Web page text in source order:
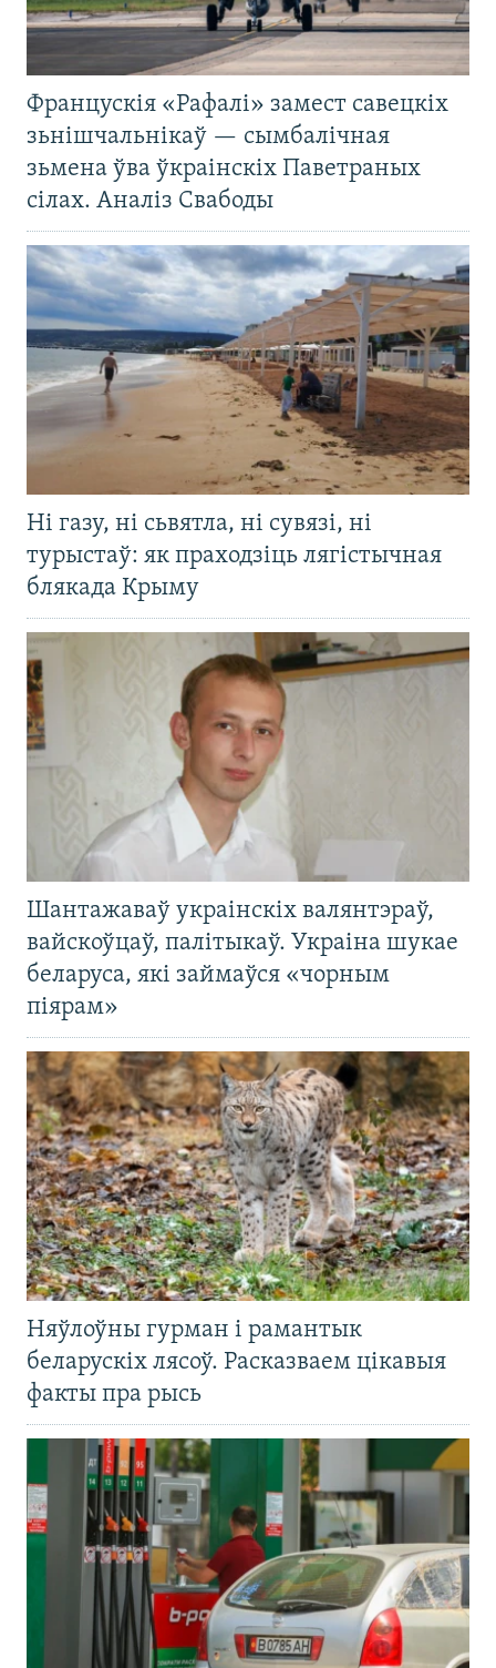
Францускія «Рафалі» замест савецкіх
зьнішчальнікаў — сымбалічная
зьмена ўва ўкраінскіх Паветраных
сілах. Аналіз Свабоды
Ні газу, ні сьвятла, ні сувязі, ні
турыстаў: як праходзіць лягістычная
блякада Крыму
Шантажаваў украінскіх валянтэраў,
вайскоўцаў, палітыкаў. Украіна шукае
беларуса, які займаўся «чорным
піярам»
Няўлоўны гурман і рамантык
беларускіх лясоў. Расказваем цікавыя
факты пра рысь